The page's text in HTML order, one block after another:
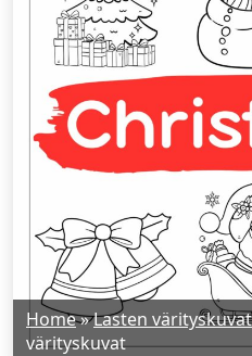
Home»Lasten värityskuvat
värityskuvat